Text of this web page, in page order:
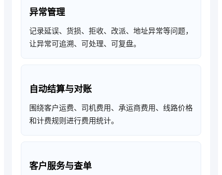
异常管理
记录延误、货损、拒收、改派、地址异常等问题，
让异常可追溯、可处理、可复盘。
自动结算与对账
围绕客户运费、司机费用、承运商费用、线路价格
和计费规则进行费用统计。
客户服务与查单